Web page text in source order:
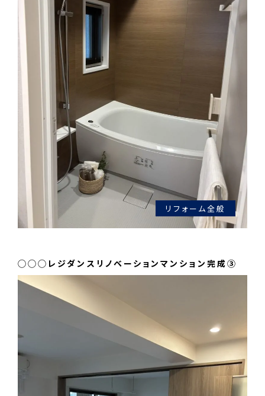
リフォーム全般
◯◯◯レジダンスリノベーションマンション完成③